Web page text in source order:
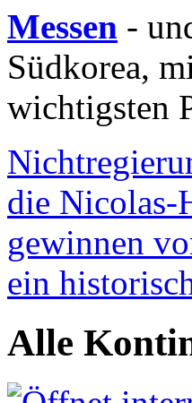
Messen -
Südkorea,
wichtigsten
die Nicolas-
gewinnen
ein
Alle